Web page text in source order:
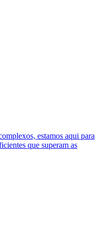
estamos aqui para
que superam as